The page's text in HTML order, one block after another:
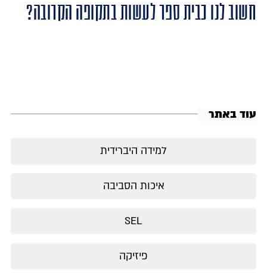
חשוב לנו כבית ספר לעשות בתקופה הקרובה?
עוד באתר
למידה היברידית
איכות הסביבה
SEL
פיזיקה